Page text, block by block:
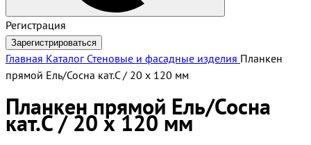
Регистрация
Зарегистрироваться
Главная Каталог Стеновые и фасадные изделия Планкен
прямой Ель/Сосна кат.С / 20 х 120 мм
Планкен прямой Ель/Сосна
кат.С / 20 х 120 мм